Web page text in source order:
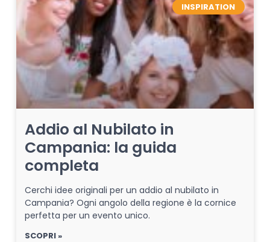
INSPIRATION
Addio al Nubilato in
Campania: la guida
completa
Cerchi idee originali per un addio al nubilato in
Campania? Ogni angolo della regione è la cornice
perfetta per un evento unico.
SCOPRI »